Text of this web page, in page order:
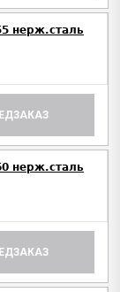
нерж.сталь
нерж.сталь